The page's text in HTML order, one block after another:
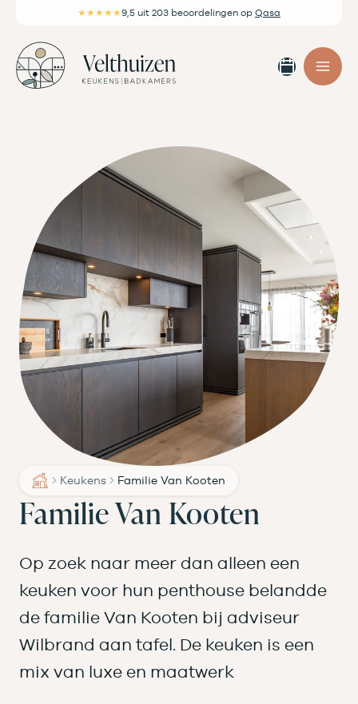
inhoud
★★★★★9,5 uit 203 beoordelingen op Qasa
maken
Keukens Familie Van Kooten
Familie Van Kooten
Op zoek naar meer dan alleen een
keuken voor hun penthouse belandde
de familie Van Kooten bij adviseur
Wilbrand aan tafel. De keuken is een
mix van luxe en maatwerk